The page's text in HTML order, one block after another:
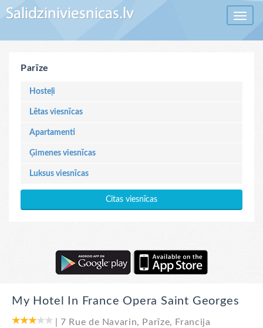
Toggle
Parīze
Hosteļi
Lētas viesnīcas
Apartamenti
Ģimenes viesnīcas
Luksus viesnīcas
Citas viesnīcas
My Hotel In France Opera Saint Georges
7 Rue de Navarin, Parīze, Francija